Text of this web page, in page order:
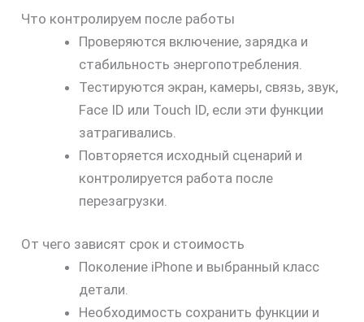
Что контролируем после работы
Проверяются включение, зарядка и
стабильность энергопотребления.
Тестируются экран, камеры, связь, звук,
Face ID или Touch ID, если эти функции
затрагивались.
Повторяется исходный сценарий и
контролируется работа после
перезагрузки.
От чего зависят срок и стоимость
Поколение iPhone и выбранный класс
детали.
Необходимость сохранить функции и